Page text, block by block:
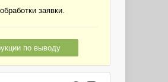
заявки.
по выводу